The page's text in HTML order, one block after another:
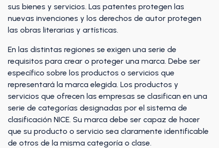
sus bienes y servicios. Las patentes protegen las
nuevas invenciones y los derechos de autor protegen
las obras literarias y artísticas.
En las distintas regiones se exigen una serie de
requisitos para crear o proteger una marca. Debe ser
específico sobre los productos o servicios que
representará la marca elegida. Los productos y
servicios que ofrecen las empresas se clasifican en una
serie de categorías designadas por el sistema de
clasificación NICE. Su marca debe ser capaz de hacer
que su producto o servicio sea claramente identificable
de otros de la misma categoría o clase.